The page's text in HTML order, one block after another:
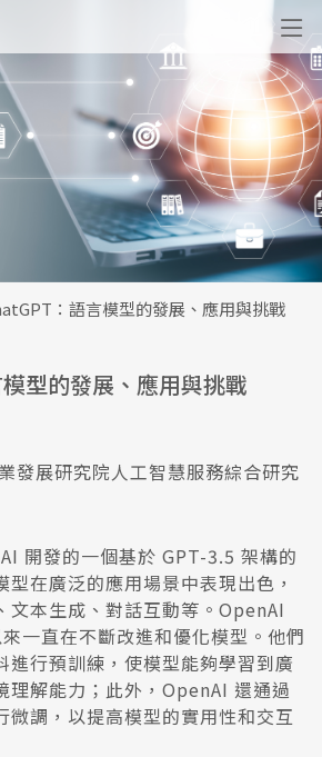
：語言模型的發展、應用與挑戰
型的發展、應用與挑戰
發展研究院人工智慧服務綜合研究
開發的一個基於 GPT-3.5 架構的
型在廣泛的應用場景中表現出色，
文本生成、對話互動等。OpenAI
一直在不斷改進和優化模型。他們
進行預訓練，使模型能夠學習到廣
理解能力；此外，OpenAI 還通過
微調，以提高模型的實用性和交互